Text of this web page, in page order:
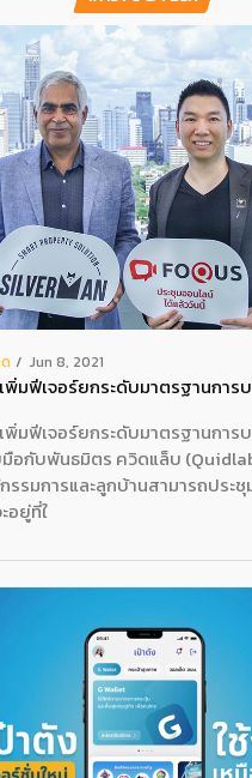
Jun 8, 2021
พิ่มฟีเจอร์ยกระดับมาตรฐานกา
พิ่มฟีเจอร์ยกระดับมาตรฐานกา
อกับพันธมิตร ควิดแล็บ
รรมการและลูกบ้านสามารถประ
อยู่ที่ใ